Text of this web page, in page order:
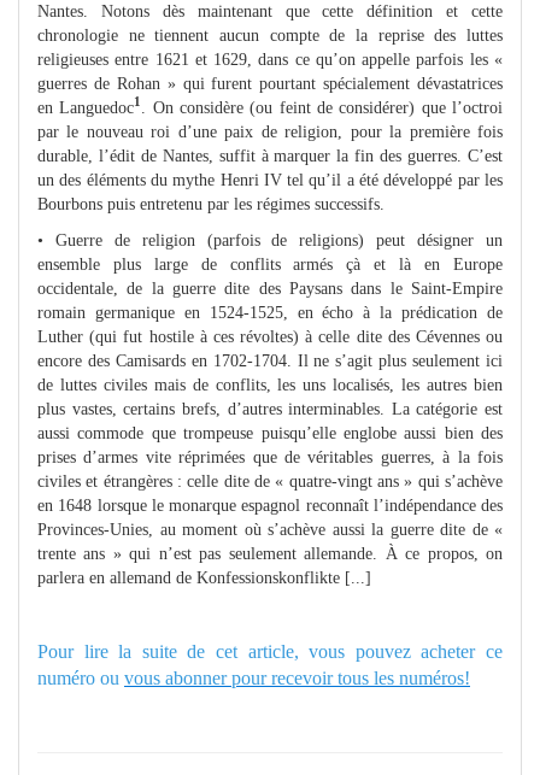
Nantes. Notons dès maintenant que cette définition et cette
chronologie ne tiennent aucun compte de la reprise des luttes
religieuses entre 1621 et 1629, dans ce qu’on appelle parfois les «
guerres de Rohan » qui furent pourtant spécialement dévastatrices
en Languedoc1
. On considère (ou feint de considérer) que l’octroi
par le nouveau roi d’une paix de religion, pour la première fois
durable, l’édit de Nantes, suffit à marquer la fin des guerres. C’est
un des éléments du mythe Henri IV tel qu’il a été développé par les
Bourbons puis entretenu par les régimes successifs.
• Guerre de religion (parfois de religions) peut désigner un
ensemble plus large de conflits armés çà et là en Europe
occidentale, de la guerre dite des Paysans dans le Saint-Empire
romain germanique en 1524-1525, en écho à la prédication de
Luther (qui fut hostile à ces révoltes) à celle dite des Cévennes ou
encore des Camisards en 1702-1704. Il ne s’agit plus seulement ici
de luttes civiles mais de conflits, les uns localisés, les autres bien
plus vastes, certains brefs, d’autres interminables. La catégorie est
aussi commode que trompeuse puisqu’elle englobe aussi bien des
prises d’armes vite réprimées que de véritables guerres, à la fois
civiles et étrangères : celle dite de « quatre-vingt ans » qui s’achève
en 1648 lorsque le monarque espagnol reconnaît l’indépendance des
Provinces-Unies, au moment où s’achève aussi la guerre dite de «
trente ans » qui n’est pas seulement allemande. À ce propos, on
parlera en allemand de Konfessionskonflikte [...]
Pour lire la suite de cet article, vous pouvez acheter ce
numéro ou vous abonner pour recevoir tous les numéros!